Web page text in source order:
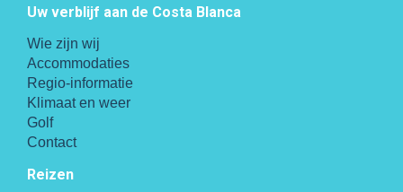
Uw verblijf aan de Costa Blanca
Wie zijn wij
Accommodaties
Regio-informatie
Klimaat en weer
Golf
Contact
Reizen